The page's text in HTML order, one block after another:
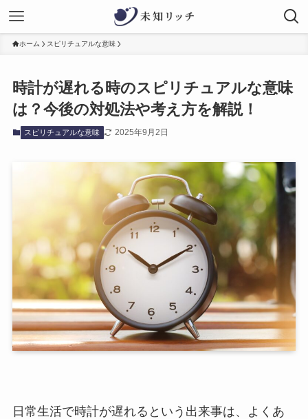
ホーム スピリチュアルな意味
時計が遅れる時のスピリチュアルな意味
は？今後の対処法や考え方を解説！
スピリチュアルな意味 2025年9月2日
日常生活で時計が遅れるという出来事は、よくあ